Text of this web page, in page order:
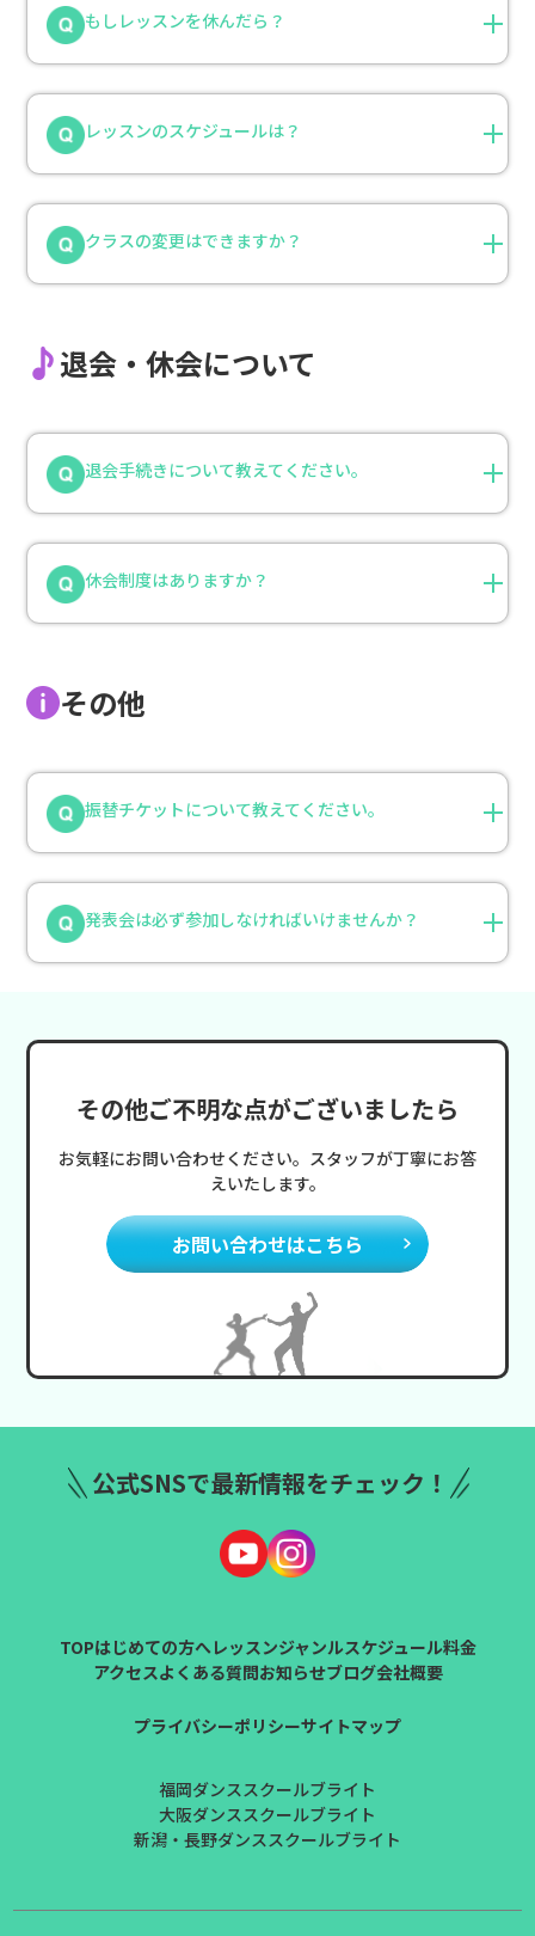
もしレッスンを休んだら？
レッスンのスケジュールは？
クラスの変更はできますか？
退会・休会について
退会手続きについて教えてください。
休会制度はありますか？
その他
振替チケットについて教えてください。
発表会は必ず参加しなければいけませんか？
その他ご不明な点がございましたら
お気軽にお問い合わせください。スタッフが丁寧にお答
えいたします。
お問い合わせはこちら
公式SNSで最新情報をチェック！
TOPはじめての方へレッスンジャンルスケジュール料金
アクセスよくある質問お知らせブログ会社概要
プライバシーポリシーサイトマップ
福岡ダンススクールブライト
大阪ダンススクールブライト
新潟・長野ダンススクールブライト